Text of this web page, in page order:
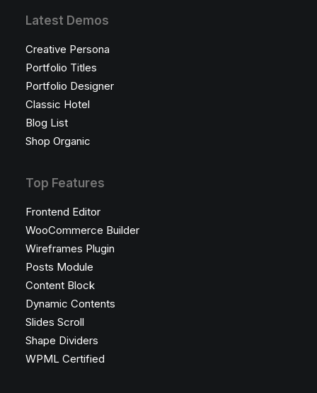
Latest Demos
Creative Persona
Portfolio Titles
Portfolio Designer
Classic Hotel
Blog List
Shop Organic
Top Features
Frontend Editor
WooCommerce Builder
Wireframes Plugin
Posts Module
Content Block
Dynamic Contents
Slides Scroll
Shape Dividers
WPML Certified